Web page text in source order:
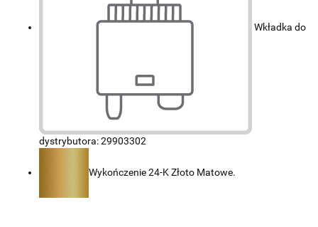
Wkładka do
dystrybutora: 29903302
Wykończenie 24-K Złoto Matowe.